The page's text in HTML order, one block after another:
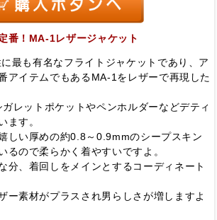
番！MA-1レザージャケット
最も有名なフライトジャケットであり、ア
アイテムでもあるMA-1をレザーで再現した
レットポケットやペンホルダーなどデティ
ます。
しい厚めの約0.8～0.9mmのシープスキン
るので柔らかく着やすいですよ。
分、着回しをメインとするコーディネート
ー素材がプラスされ男らしさが増しますよ